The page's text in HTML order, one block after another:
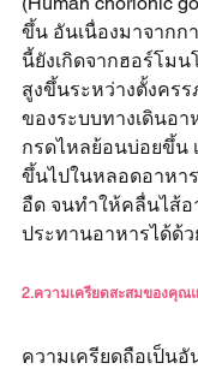
ขึ้น อันเนื่องมาจากก
นี้ยังเกิดจากฮอร์โมน
สูงขึ้นระหว่างตั้งคร
ของระบบทางเดินอา
กรดไหลย้อนบ่อยขึ้น
ขึ้นไปในหลอดอาหา
อืด จนทำให้คลื่นไส้อ
ประทานอาหารได้ด้ว
2.ความเครียดสะสมของคุณ
ความเครียดถือเป็นอั